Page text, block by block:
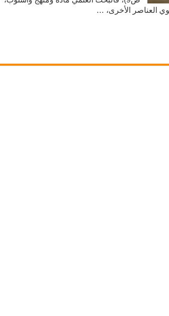
العناصر الأخرى، …